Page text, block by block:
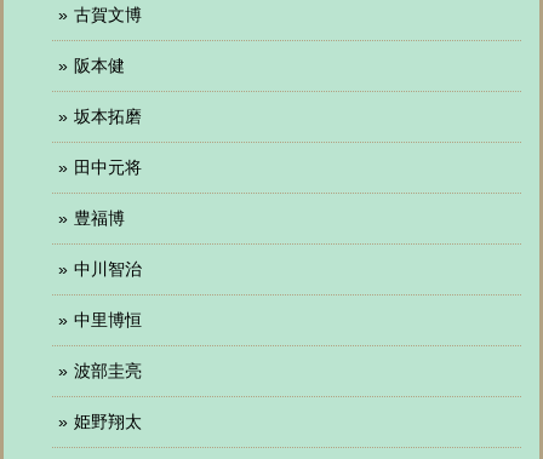
古賀文博
阪本健
坂本拓磨
田中元将
豊福博
中川智治
中里博恒
波部圭亮
姫野翔太